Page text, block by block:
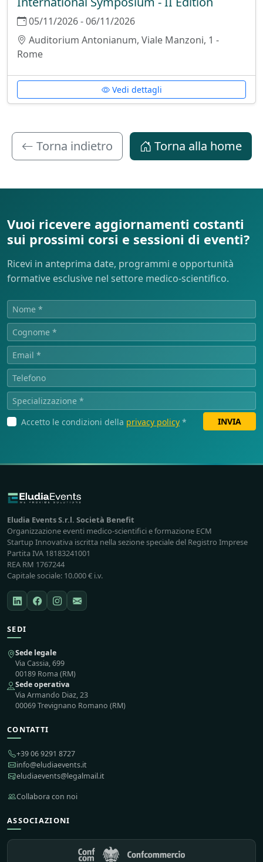
05/11/2026 - 06/11/2026
Auditorium Antonianum, Viale Manzoni, 1 -
Rome
Vedi dettagli
Torna indietro Torna alla home
Vuoi ricevere aggiornamenti costanti
sui prossimi corsi e sessioni di eventi?
Ricevi in anteprima date, programmi e opportunità
formative esclusive nel settore medico-scientifico.
Accetto le condizioni della privacy policy * INVIA
Eludia Events S.r.l. Società Benefit
Organizzazione eventi medico-scientifici e formazione ECM
Startup Innovativa iscritta nella sezione speciale del Registro Imprese
Partita IVA 18183241001
REA RM 1767244
Capitale sociale: 10.000 € i.v.
SEDI
Sede legale
Via Cassia, 699
00189 Roma (RM)
Sede operativa
Via Armando Diaz, 23
00069 Trevignano Romano (RM)
CONTATTI
+39 06 9291 8727
info@eludiaevents.it
eludiaevents@legalmail.it
Collabora con noi
ASSOCIAZIONI